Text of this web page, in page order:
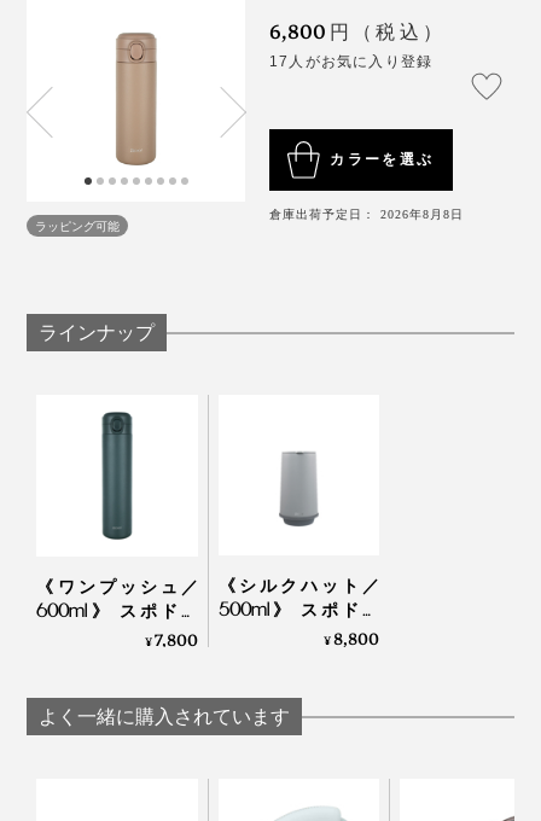
ドリンクを入れて8時間の温度変化は下図の通り。温か
いものは温かく、冷たいものは冷たいまま、
一日中おい
しい温度をキープ
します。
耐熱温度120℃のシリコンゴムを使用した密閉設計。フ
タをきちんと閉めておけば、バッグの中で横倒しになっ
感します。
色合いも上品なので、娘と色違いをそろえて楽しんでし
ラッピング可能
6,800 円（税込）
17人がお気に入り登録
カラーを選ぶ
倉庫出荷予定日： 2026年8月8日
ラインナップ
《ワンプッシュ／
600ml》 スポドリ
OK、金属臭・ニオイ
グ・ボトル｜WOKY
¥7,800
《シルクハット／
500ml》 スポドリ
OK、金属臭・ニオイ
グ・ボトル｜WOKY
¥8,800
よく一緒に購入されています